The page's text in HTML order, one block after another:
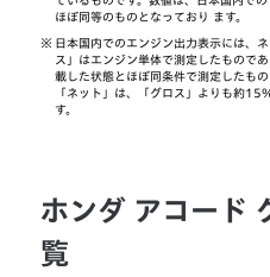
ほぼ同等のものとなっており ます。
※ 日本国内でのエンジン出力表示には、
ス」はエンジン単体で測定したもので
載した状態とほぼ同条件で測定したも
「ネット」は、「グロス」よりも約15
す。
ホンダ アコード
覧